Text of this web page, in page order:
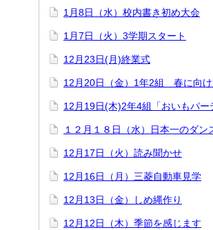
1月8日（水）校内書き初め大会
1月7日（火）3学期スタート
12月23日(月)終業式
12月20日（金）1年2組 春に向け
12月19日(木)2年4組「おいもパー
１２月１８日（水）日本一のダ
12月17日（火）読み聞かせ
12月16日（月）三菱自動車見学
12月13日（金）しめ縄作り
12月12日（木）季節を感じます